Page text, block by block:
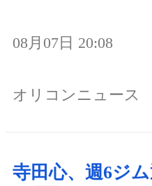
08月07日 20:08
オリコンニュース
寺田心、週6ジ